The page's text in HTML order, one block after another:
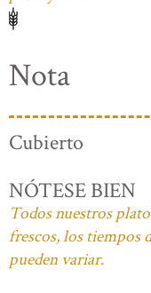
Nota
Cubierto
NÓTESE BIEN
Todos nuestros
frescos, los tiempos
pueden variar.